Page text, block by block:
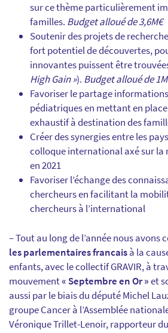
sur ce thème particulièrement
familles. Budget alloué de 3,6M€
Soutenir des projets de
fort potentiel de découvertes,
innovantes puissent être
High Gain »). Budget alloué de
Favoriser le partage
pédiatriques en mettant en
exhaustif à destination des
Créer des synergies entre les
colloque international axé sur la
en 2021
Favoriser l’échange des
chercheurs en facilitant la
chercheurs à l’international
– Tout au long de l’année nous avons
les parlementaires francaisà la
enfants, avec le collectif GRAVIR, à
mouvement« Septembre en Or »et
aussi par le biais du député Michel
groupe Cancer à l’Assemblée
Véronique Trillet-Lenoir, rapporteur